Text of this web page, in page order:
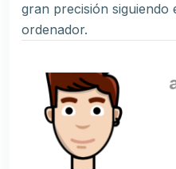
gran precisión siguiendo
ordenador.